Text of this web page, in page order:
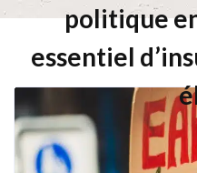
politique
essentiel